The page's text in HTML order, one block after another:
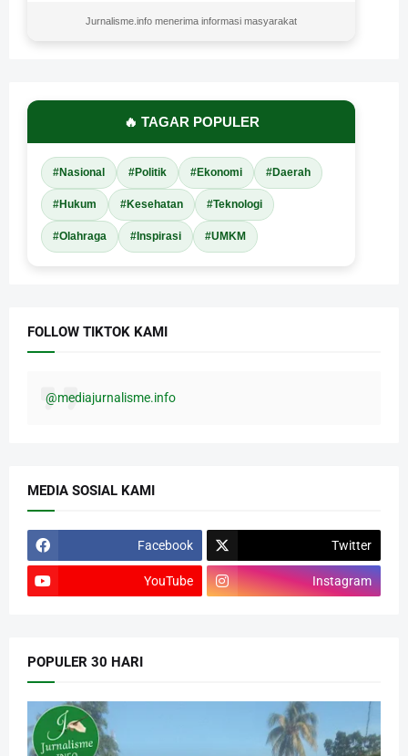
Jurnalisme.info menerima informasi masyarakat
🔥 TAGAR POPULER
#Nasional #Politik #Ekonomi #Daerah
#Hukum #Kesehatan #Teknologi
#Olahraga #Inspirasi #UMKM
FOLLOW TIKTOK KAMI
@mediajurnalisme.info
MEDIA SOSIAL KAMI
Facebook Twitter
YouTube Instagram
POPULER 30 HARI